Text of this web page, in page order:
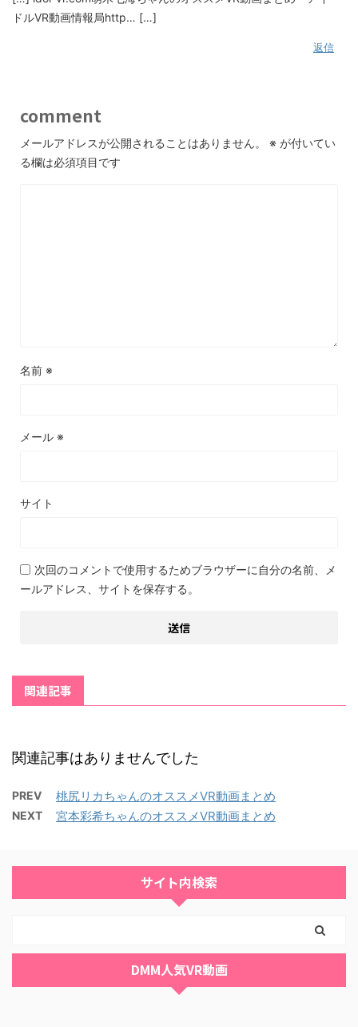
ドルVR動画情報局http… […]
返信
comment
メールアドレスが公開されることはありません。 ※ が付いてい
る欄は必須項目です
名前 ※
メール ※
サイト
次回のコメントで使用するためブラウザーに自分の名前、メ
ールアドレス、サイトを保存する。
関連記事
関連記事はありませんでした
PREV 桃尻リカちゃんのオススメVR動画まとめ
NEXT 宮本彩希ちゃんのオススメVR動画まとめ
サイト内検索
DMM人気VR動画